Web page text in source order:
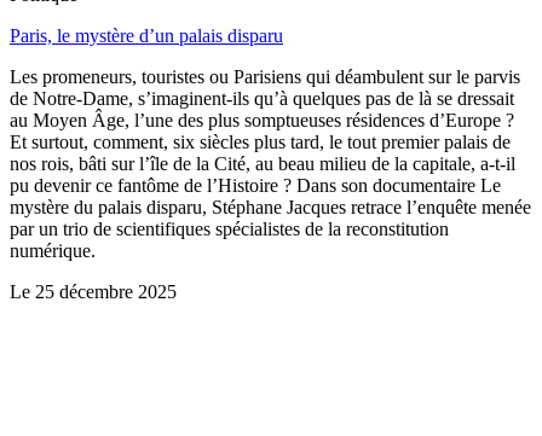
Paris, le mystère d’un palais disparu
Les promeneurs, touristes ou Parisiens qui déambulent sur le parvis
de Notre-Dame, s’imaginent-ils qu’à quelques pas de là se dressait
au Moyen Âge, l’une des plus somptueuses résidences d’Europe ?
Et surtout, comment, six siècles plus tard, le tout premier palais de
nos rois, bâti sur l’île de la Cité, au beau milieu de la capitale, a-t-il
pu devenir ce fantôme de l’Histoire ? Dans son documentaire Le
mystère du palais disparu, Stéphane Jacques retrace l’enquête menée
par un trio de scientifiques spécialistes de la reconstitution
numérique.
Le 25 décembre 2025